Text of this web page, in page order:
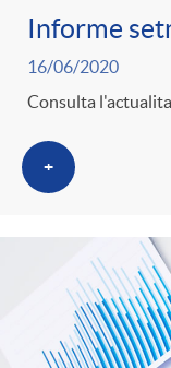
Informe
16/06/2020
Consulta
+